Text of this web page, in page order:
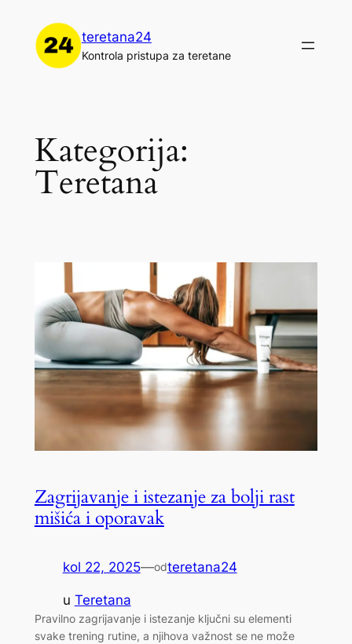
sadržaja
teretana24
Kontrola pristupa za teretane
Kategorija:
Teretana
Zagrijavanje i istezanje za bolji rast
mišića i oporavak
kol 22, 2025—odteretana24
u Teretana
Pravilno zagrijavanje i istezanje ključni su elementi
svake trening rutine, a njihova važnost se ne može